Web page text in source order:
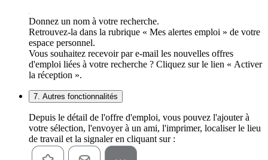
Donnez un nom à votre recherche.
Retrouvez-la dans la rubrique « Mes alertes emploi » de votre
espace personnel.
Vous souhaitez recevoir par e-mail les nouvelles offres
d'emploi liées à votre recherche ? Cliquez sur le lien « Activer
la réception ».
7. Autres fonctionnalités
Depuis le détail de l'offre d'emploi, vous pouvez l'ajouter à
votre sélection, l'envoyer à un ami, l'imprimer, localiser le lieu
de travail et la signaler en cliquant sur :